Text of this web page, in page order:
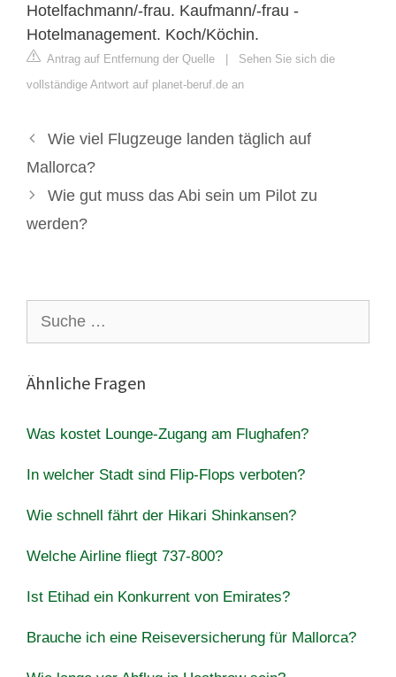
Hotelfachmann/-frau. Kaufmann/-frau -
Hotelmanagement. Koch/Köchin.
Antrag auf Entfernung der Quelle | Sehen Sie sich die
vollständige Antwort auf planet-beruf.de an
Wie viel Flugzeuge landen täglich auf
Mallorca?
Wie gut muss das Abi sein um Pilot zu
werden?
nach:
Ähnliche Fragen
Was kostet Lounge-Zugang am Flughafen?
In welcher Stadt sind Flip-Flops verboten?
Wie schnell fährt der Hikari Shinkansen?
Welche Airline fliegt 737-800?
Ist Etihad ein Konkurrent von Emirates?
Brauche ich eine Reiseversicherung für Mallorca?